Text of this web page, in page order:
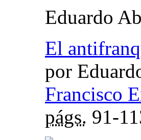
Eduardo
El
por
Francisco
págs. 91-